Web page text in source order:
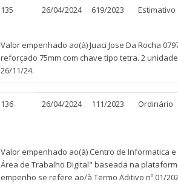
135 26/04/2024 619/2023 Estimativo
Valor empenhado ao(à) Juaci Jose Da Rocha
reforçado 75mm com chave tipo tetra. 2
26/11/24.
136 26/04/2024 111/2023 Ordinário
Valor empenhado ao(à) Centro de Informatica
Área de Trabalho Digital" baseada na
empenho se refere ao/à Termo Aditivo nº 01/